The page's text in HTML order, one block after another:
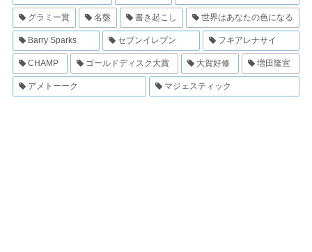
グラミー賞 名盤 書き起こし 世界はあなたの色になる
Barry Sparks セブンイレブン フキアレナサイ
CHAMP ゴールドディスク大賞 大賀好修 増田隆宣
アメトーーク マジェスティック